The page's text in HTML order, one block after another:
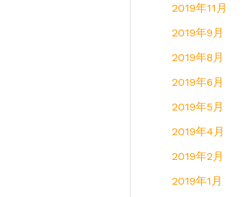
2019年11月
2019年9月
2019年8月
2019年6月
2019年5月
2019年4月
2019年2月
2019年1月